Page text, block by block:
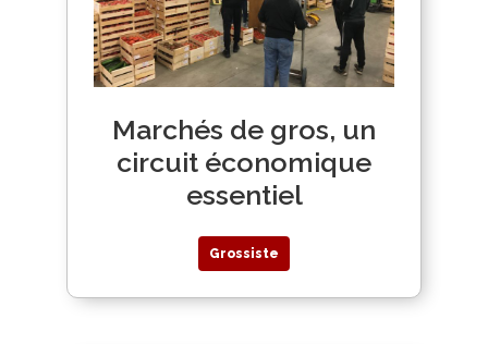
Marchés de gros, un
circuit économique
essentiel
Grossiste